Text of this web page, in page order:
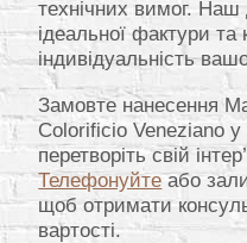
технічних вимог. Наш
ідеальної фактури та
індивідуальність
Замовте нанесення
Colorificio Veneziano у
перетворіть свій
Телефонуйтеабо
щоб отримати
вартості.